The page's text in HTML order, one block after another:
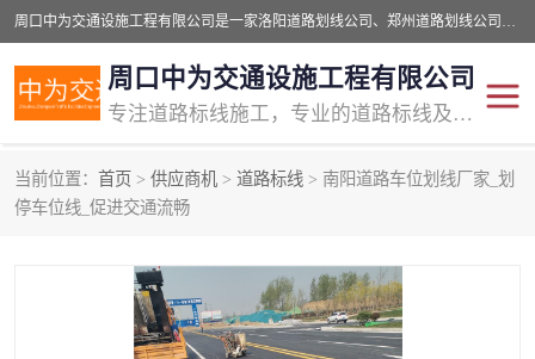
周口中为交通设施工程有限公司是一家洛阳道路划线公司、郑州道路划线公司、平顶山道路车位划线公司、开封车位划线公司、许昌道路车位划线公司、漯河道路车位划线公司，公司始终坚持“诚信、匠心、专注”的宗旨；我们的经营理念是：的服务。
周口中为交通设施工程有限公司
专注道路标线施工，专业的道路标线及交通设施施工服务商!
当前位置： 首页 > 供应商机 > 道路标线 > 南阳道路车位划线厂家_划
停车位线_促进交通流畅
交通道路标线
道路标线划线 马路标线
道路划线